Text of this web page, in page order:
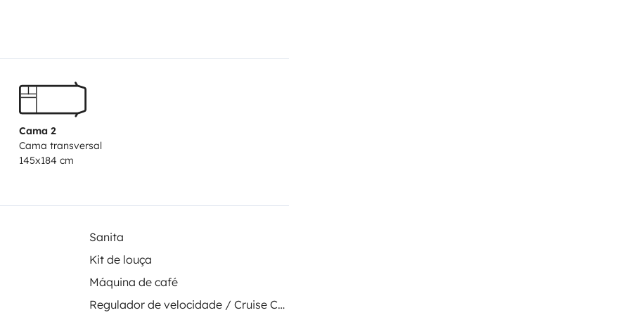
while listening to your
places.
km.We give you three transport
*€35 return-Bus
then line 7 or 14 to the
minute walk.*Payment in cash.
Cama 2
Cama transversal
145x184 cm
Sanita
Kit de louça
Máquina de café
Regulador de velocidade / Cruise Control